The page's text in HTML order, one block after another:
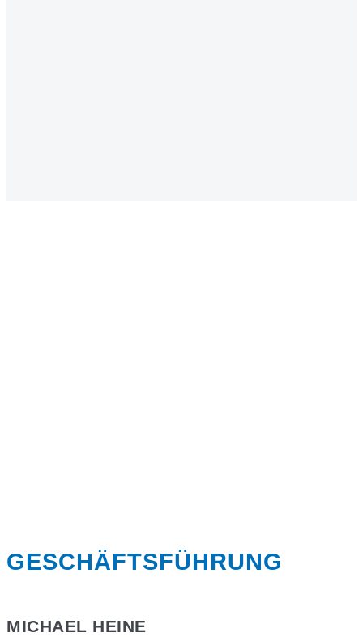
GESCHÄFTSFÜHRUNG
MICHAEL HEINE